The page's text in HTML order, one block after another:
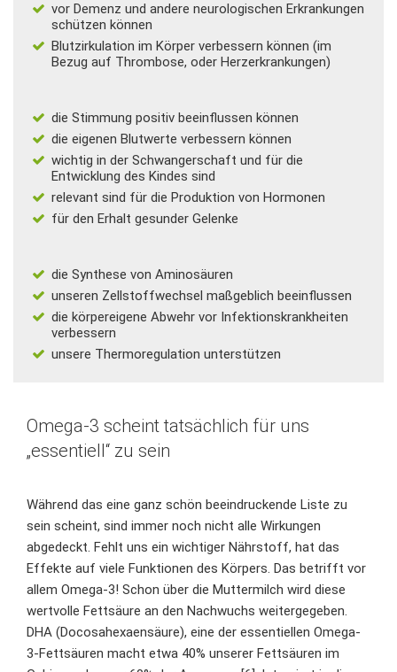
vor Demenz und andere neurologischen Erkrankungen
schützen können
Blutzirkulation im Körper verbessern können (im
Bezug auf Thrombose, oder Herzerkrankungen)
die Stimmung positiv beeinflussen können
die eigenen Blutwerte verbessern können
wichtig in der Schwangerschaft und für die
Entwicklung des Kindes sind
relevant sind für die Produktion von Hormonen
für den Erhalt gesunder Gelenke
die Synthese von Aminosäuren
unseren Zellstoffwechsel maßgeblich beeinflussen
die körpereigene Abwehr vor Infektionskrankheiten
verbessern
unsere Thermoregulation unterstützen
Omega-3 scheint tatsächlich für uns
„essentiell“ zu sein
Während das eine ganz schön beeindruckende Liste zu
sein scheint, sind immer noch nicht alle Wirkungen
abgedeckt. Fehlt uns ein wichtiger Nährstoff, hat das
Effekte auf viele Funktionen des Körpers. Das betrifft vor
allem Omega-3! Schon über die Muttermilch wird diese
wertvolle Fettsäure an den Nachwuchs weitergegeben.
DHA (Docosahexaensäure), eine der essentiellen Omega-
3-Fettsäuren macht etwa 40% unserer Fettsäuren im